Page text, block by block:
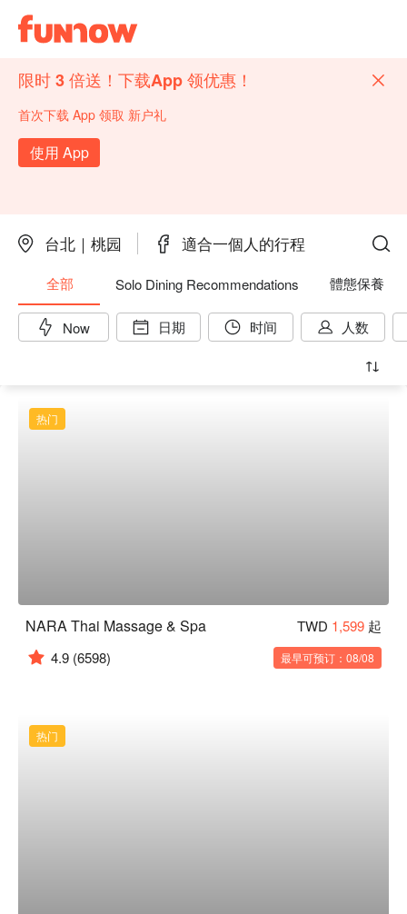
限时 3 倍送！下载App 领优惠！
首次下载 App 领取 新户礼
使用 App
台北｜桃园 適合一個人的行程
全部 Solo Dining Recommendations 體態保養
Now 日期 时间 人数
热门
NARA Thai Massage & Spa TWD 1,599 起
4.9 (6598) 最早可预订：08/08
热门